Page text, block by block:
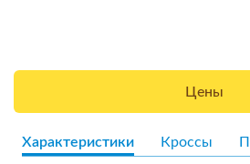
Цены
Характеристики Кроссы